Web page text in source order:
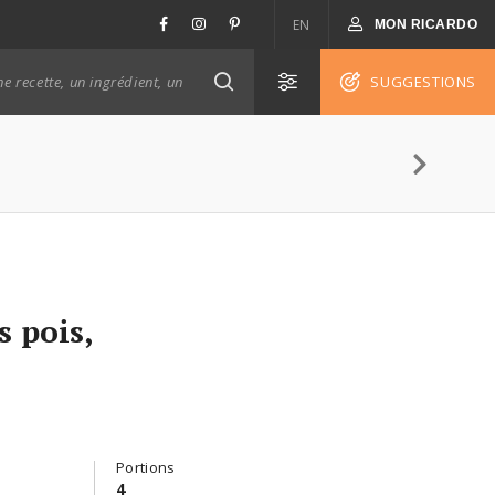
EN MON RICARDO
SUGGESTIONS
pois,
Portions
4